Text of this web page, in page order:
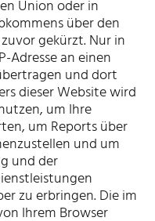
Union oder in
über den
gekürzt. Nur in
Adresse an einen
und dort
dieser Website wird
um Ihre
um Reports über
und um
und der
zu erbringen. Die im
Ihrem Browser